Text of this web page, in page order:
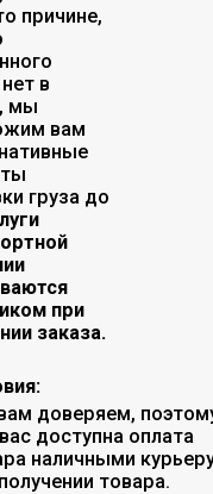
причине,
в
мы
вам
груза до
при
заказа.
доверяем,
доступна оплата
наличными
товара.